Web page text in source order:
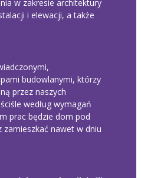
w zakresie architektury
i elewacji, a także
budowlanymi, którzy
przez naszych
według wymagań
prac będzie dom pod
nawet w dniu